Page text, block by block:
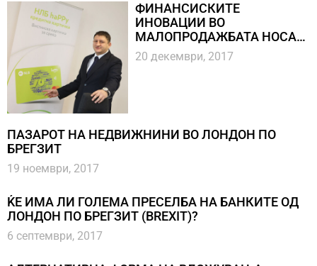
ФИНАНСИСКИТЕ
ИНОВАЦИИ ВО
МАЛОПРОДАЖБАТА НОСАТ
КОРИСТ ЗА ИЛЈАДНИЦИ
ПОТРОШУВАЧИ
20 декември, 2017
ПАЗАРОТ НА НЕДВИЖНИНИ ВО ЛОНДОН ПО
БРЕГЗИТ
19 ноември, 2017
ЌЕ ИМА ЛИ ГОЛЕМА ПРЕСЕЛБА НА БАНКИТЕ ОД
ЛОНДОН ПО БРЕГЗИТ (BREXIT)?
6 септември, 2017